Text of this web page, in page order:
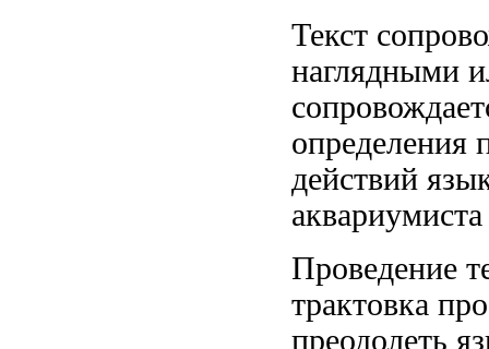
Текст
наглядными
определения
действий
аквариумиста
Проведение
трактовка
преодолеть